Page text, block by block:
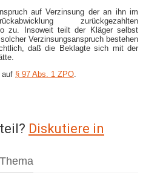
auf Verzinsung der an ihn im
zurückgezahlten
zu. Insoweit teilt der Kläger selbst
Verzinsungsanspruch bestehen
daß die Beklagte sich mit der
auf § 97 Abs. 1 ZPO
Diskutiere in